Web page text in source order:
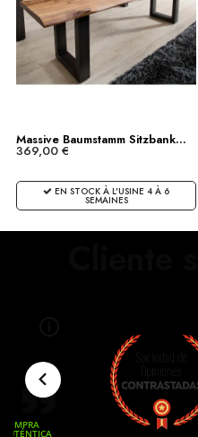
Massive Baumstamm Sitzbank...
369,00 €
EN STOCK À L'USINE 4 À 6
SEMAINES